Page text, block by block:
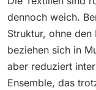
dennoch weich.
Struktur, ohne
beziehen sich in
aber reduziert
Ensemble, das